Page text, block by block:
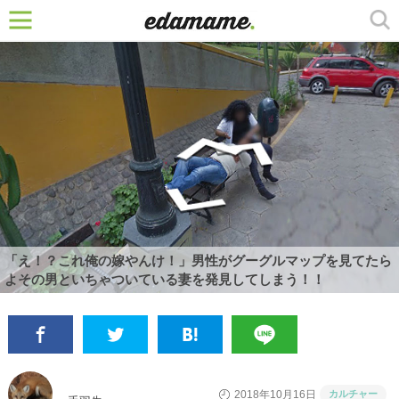
「え！？これ俺の嫁やんけ！」男性がグーグルマップを見てたら
よその男といちゃついている妻を発見してしまう！！
2018年10月16日 カルチャー